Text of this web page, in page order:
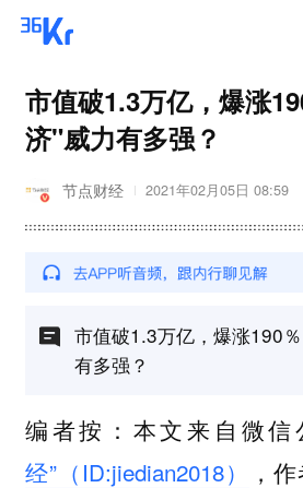
市值破1.3万亿，爆涨
济"威力有多强？
节点财经 2021年02月05日 08:59
市值破1.3万亿，爆涨190
有多强？
编者按：本文来自微信
经”（ID:jiedian2018）
，